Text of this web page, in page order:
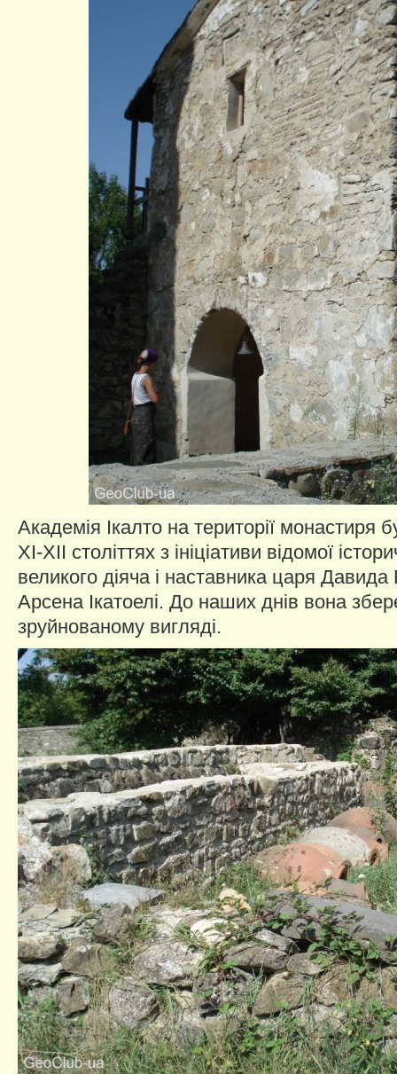
Академія Ікалто на території монастиря
XI-XII століттях з ініціативи відомої
великого діяча і наставника царя Давида
Арсена Ікатоелі. До наших днів вона
зруйнованому вигляді.